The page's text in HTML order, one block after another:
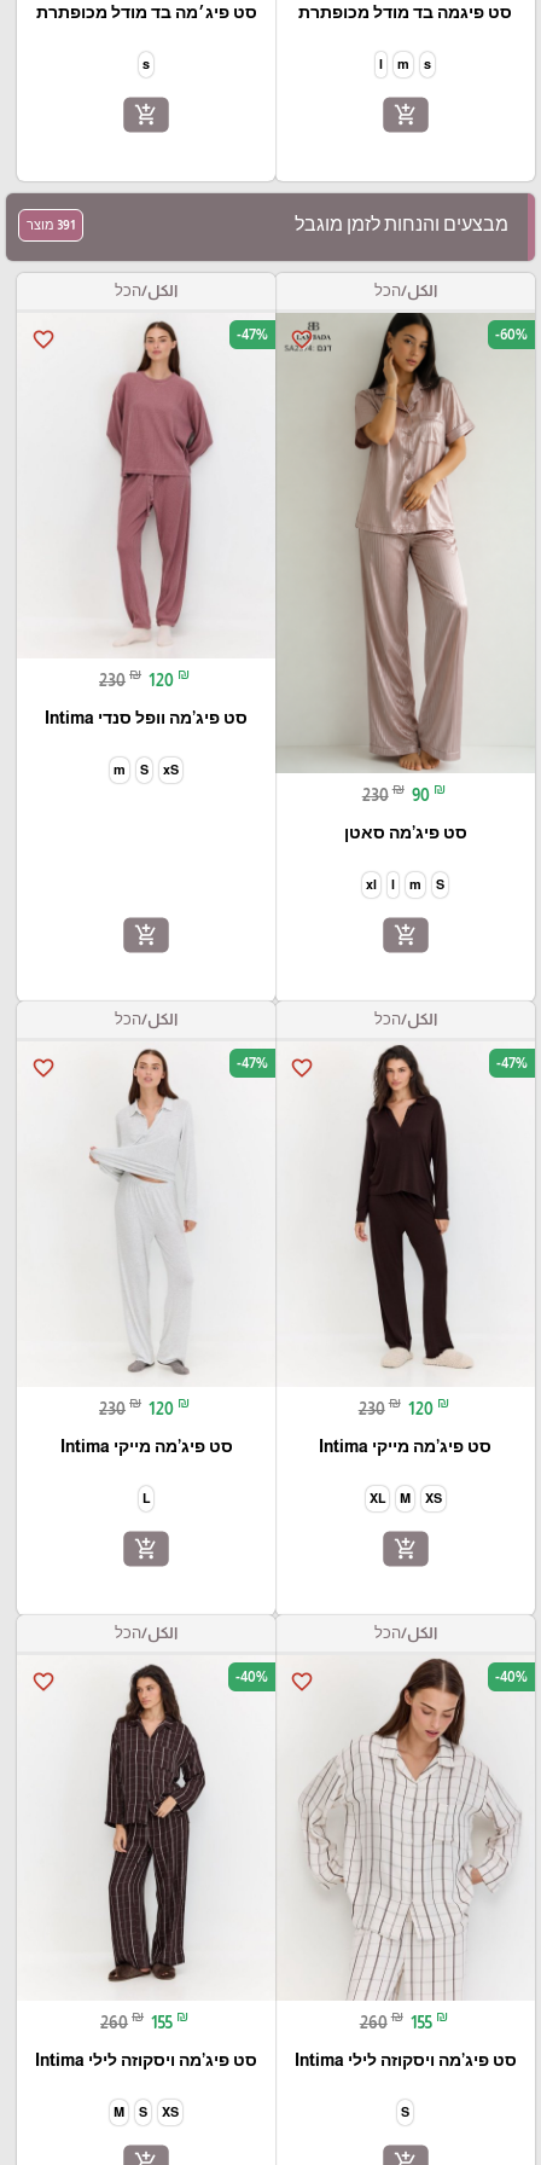
סט פיגמה בד מודל מכופתרת
s
m
add_shopping_cart
סט פיג׳מה בד מודל מכופתרת
s
add_shopping_cart
מבצעים והנחות לזמן מוגבל 391 מוצר
الكل/הכל
favorite_border -60%
230 ₪ 90 ₪
סט פיג’מה סאטן
S
m
l
xl
add_shopping_cart
الكل/הכל
favorite_border -47%
230 ₪ 120 ₪
סט פיג’מה וופל סנדי Intima
xS
S
m
add_shopping_cart
الكل/הכל
favorite_border -47%
230 ₪ 120 ₪
סט פיג’מה מייקי Intima
XS
M
XL
add_shopping_cart
الكل/הכל
favorite_border -47%
230 ₪ 120 ₪
סט פיג’מה מייקי Intima
L
add_shopping_cart
الكل/הכל
favorite_border -40%
260 ₪ 155 ₪
סט פיג’מה ויסקוזה לילי Intima
S
الكل/הכל
favorite_border -40%
260 ₪ 155 ₪
סט פיג’מה ויסקוזה לילי Intima
XS
S
M